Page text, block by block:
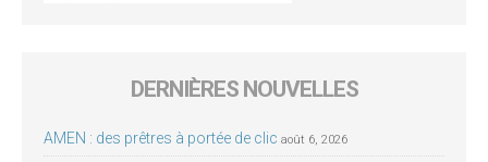
DERNIÈRES NOUVELLES
AMEN : des prêtres à portée de clic août 6, 2026